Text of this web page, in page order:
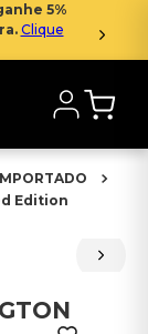
5%
Clique
Edition